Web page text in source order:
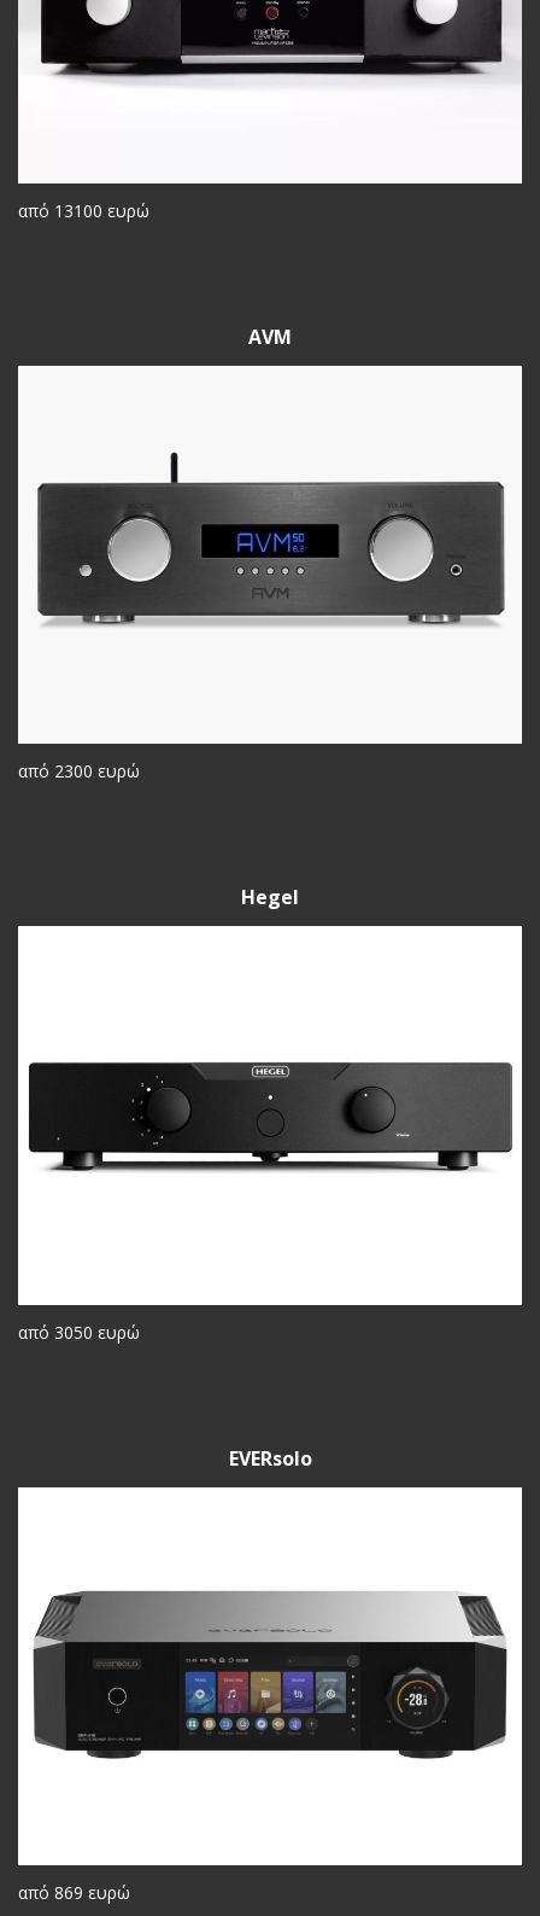
από 13100 ευρώ
AVM
από 2300 ευρώ
Hegel
από 3050 ευρώ
EVERsolo
από 869 ευρώ